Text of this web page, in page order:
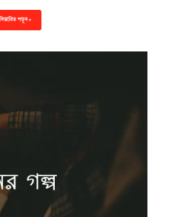
বিস্তারিত পড়ুন »